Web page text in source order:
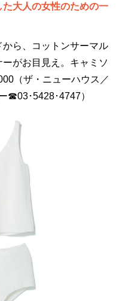
た大人の女性のための一
ら、コットンサーマル
がお目見え。キャミソ
（ザ・ニューハウス／
☎03･5428･4747）